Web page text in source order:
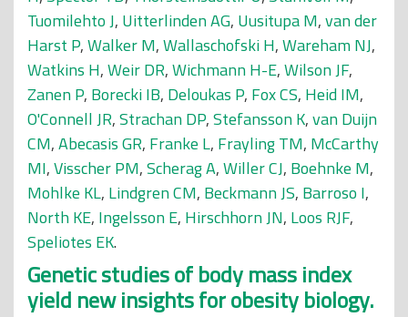
Tuomilehto J, Uitterlinden AG, Uusitupa M,van der
Harst P,Walker M,Wallaschofski H,Wareham NJ,
Watkins H,Weir DR,Wichmann H-E,Wilson JF,
Zanen P, Borecki IB, Deloukas P, Fox CS, Heid IM,
O'Connell JR,Strachan DP,Stefansson K,van Duijn
CM,Abecasis GR, Franke L, Frayling TM, McCarthy
MI,Visscher PM,Scherag A,Willer CJ, Boehnke M,
Mohlke KL, Lindgren CM, Beckmann JS, Barroso I,
North KE, Ingelsson E, Hirschhorn JN, Loos RJF,
Speliotes EK.
Genetic studies of body mass index
yield new insights for obesity biology.